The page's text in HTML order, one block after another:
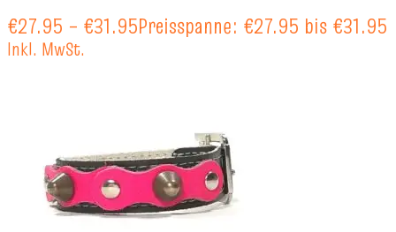
€27.95 – €31.95Preisspanne: €27.95 bis €31.95
Inkl. MwSt.